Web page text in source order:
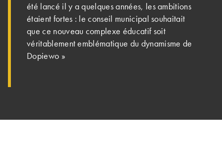
été lancé il y a quelques années, les ambitions
étaient fortes : le conseil municipal souhaitait
que ce nouveau complexe éducatif soit
véritablement emblématique du dynamisme de
Dopiewo »